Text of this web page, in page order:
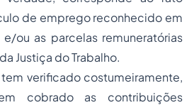
de emprego reconhecido em
ou as parcelas remuneratórias
Justiça do Trabalho.
verificado costumeiramente,
cobrado as contribuições